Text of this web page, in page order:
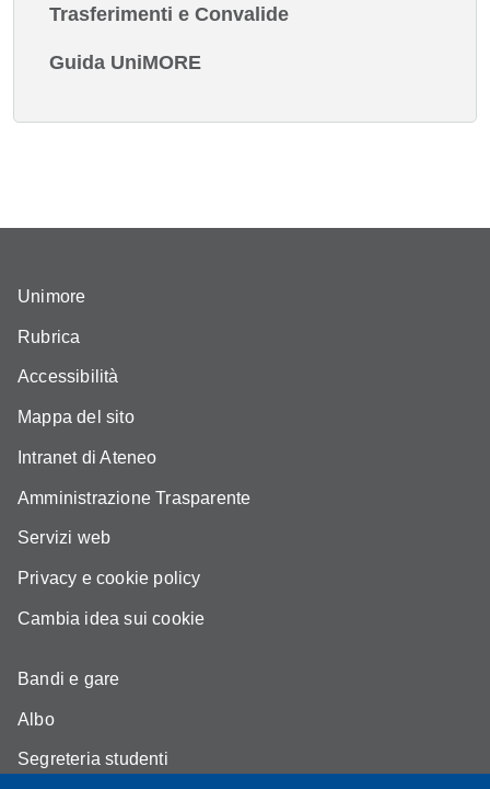
Trasferimenti e Convalide
Guida UniMORE
Unimore
Rubrica
Accessibilità
Mappa del sito
Intranet di Ateneo
Amministrazione Trasparente
Servizi web
Privacy e cookie policy
Cambia idea sui cookie
Bandi e gare
Albo
Segreteria studenti